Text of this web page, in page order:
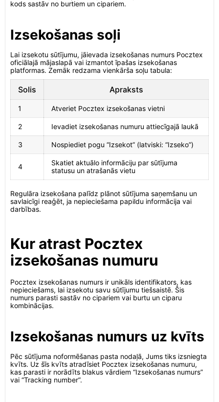
kods sastāv no burtiem un cipariem.
Izsekošanas soļi
Lai izsekotu sūtījumu, jāievada izsekošanas numurs Pocztex
oficiālajā mājaslapā vai izmantot īpašas izsekošanas
platformas. Zemāk redzama vienkārša soļu tabula:
Solis Apraksts
1 Atveriet Pocztex izsekošanas vietni
2 Ievadiet izsekošanas numuru attiecīgajā laukā
3 Nospiediet pogu “Izsekot” (latviski: “Izseko”)
4
Skatiet aktuālo informāciju par sūtījuma
statusu un atrašanās vietu
Regulāra izsekošana palīdz plānot sūtījuma saņemšanu un
savlaicīgi reaģēt, ja nepieciešama papildu informācija vai
darbības.
Kur atrast Pocztex
izsekošanas numuru
Pocztex izsekošanas numurs ir unikāls identifikators, kas
nepieciešams, lai izsekotu savu sūtījumu tiešsaistē. Šis
numurs parasti sastāv no cipariem vai burtu un ciparu
kombinācijas.
Izsekošanas numurs uz kvīts
Pēc sūtījuma noformēšanas pasta nodaļā, Jums tiks izsniegta
kvīts. Uz šīs kvīts atradīsiet Pocztex izsekošanas numuru,
kas parasti ir norādīts blakus vārdiem “Izsekošanas numurs”
vai “Tracking number”.